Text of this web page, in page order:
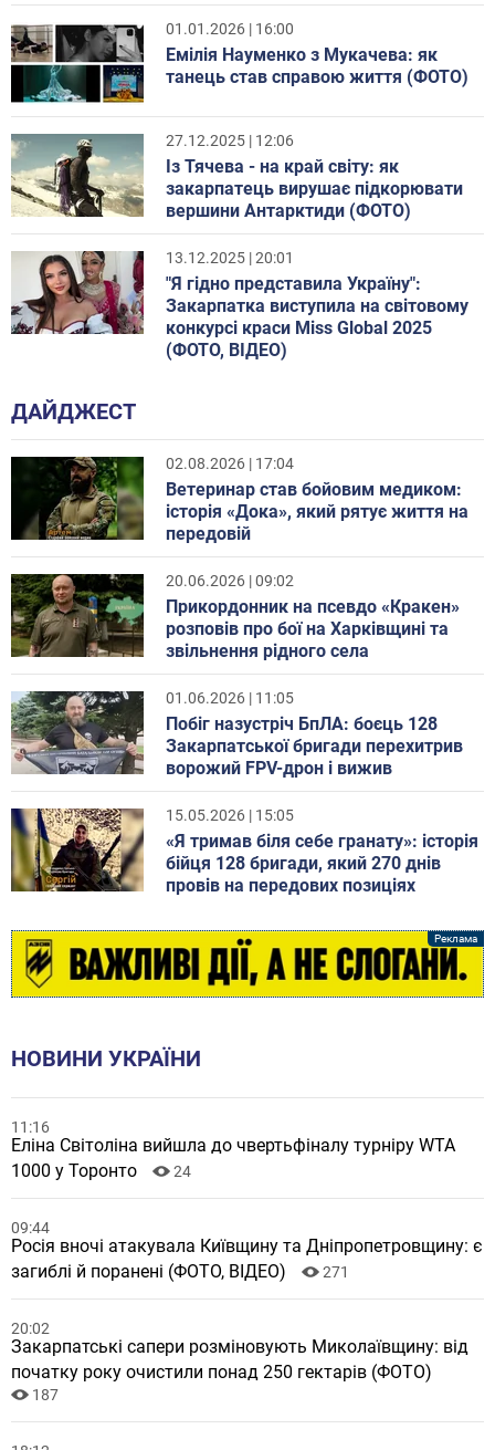
01.01.2026 | 16:00
Емілія Науменко з Мукачева: як
танець став справою життя (ФОТО)
27.12.2025 | 12:06
Із Тячева - на край світу: як
закарпатець вирушає підкорювати
вершини Антарктиди (ФОТО)
13.12.2025 | 20:01
"Я гідно представила Україну":
Закарпатка виступила на світовому
конкурсі краси Miss Global 2025
(ФОТО, ВІДЕО)
ДАЙДЖЕСТ
02.08.2026 | 17:04
Ветеринар став бойовим медиком:
історія «Дока», який рятує життя на
передовій
20.06.2026 | 09:02
Прикордонник на псевдо «Кракен»
розповів про бої на Харківщині та
звільнення рідного села
01.06.2026 | 11:05
Побіг назустріч БпЛА: боєць 128
Закарпатської бригади перехитрив
ворожий FPV-дрон і вижив
15.05.2026 | 15:05
«Я тримав біля себе гранату»: історія
бійця 128 бригади, який 270 днів
провів на передових позиціях
НОВИНИ УКРАЇНИ
11:16
Еліна Світоліна вийшла до чвертьфіналу турніру WTA
1000 у Торонто
24
09:44
Росія вночі атакувала Київщину та Дніпропетровщину: є
загиблі й поранені (ФОТО, ВІДЕО)
271
20:02
Закарпатські сапери розміновують Миколаївщину: від
початку року очистили понад 250 гектарів (ФОТО)
187